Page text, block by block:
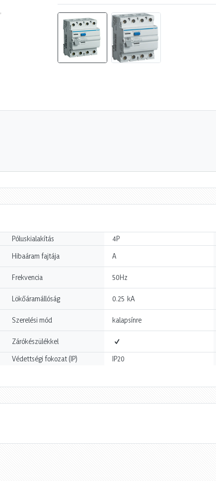
Póluskialakítás 4P
Hibaáram fajtája A
Frekvencia 50Hz
Lökőáramállóság 0.25 kA
Szerelési mód kalapsínre
Zárókészülékkel
Védettségi fokozat (IP) IP20